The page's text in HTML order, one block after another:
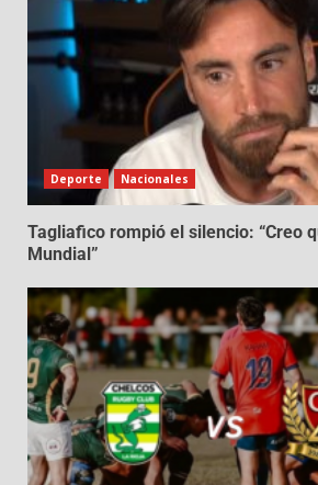
Deporte Nacionales
Tagliafico rompió el silencio: “Creo
Mundial”